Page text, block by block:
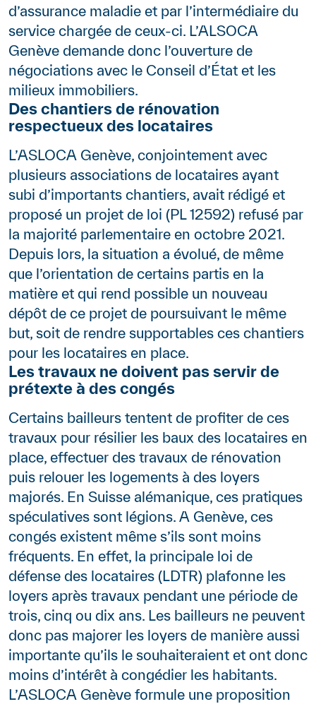
d’assurance maladie et par l’intermédiaire du
service chargée de ceux-ci. L’ALSOCA
Genève demande donc l’ouverture de
négociations avec le Conseil d’État et les
milieux immobiliers.
Des chantiers de rénovation
respectueux des locataires
L’ASLOCA Genève, conjointement avec
plusieurs associations de locataires ayant
subi d’importants chantiers, avait rédigé et
proposé un projet de loi (PL 12592) refusé par
la majorité parlementaire en octobre 2021.
Depuis lors, la situation a évolué, de même
que l’orientation de certains partis en la
matière et qui rend possible un nouveau
dépôt de ce projet de poursuivant le même
but, soit de rendre supportables ces chantiers
pour les locataires en place.
Les travaux ne doivent pas servir de
prétexte à des congés
Certains bailleurs tentent de profiter de ces
travaux pour résilier les baux des locataires en
place, effectuer des travaux de rénovation
puis relouer les logements à des loyers
majorés. En Suisse alémanique, ces pratiques
spéculatives sont légions. A Genève, ces
congés existent même s’ils sont moins
fréquents. En effet, la principale loi de
défense des locataires (LDTR) plafonne les
loyers après travaux pendant une période de
trois, cinq ou dix ans. Les bailleurs ne peuvent
donc pas majorer les loyers de manière aussi
importante qu’ils le souhaiteraient et ont donc
moins d’intérêt à congédier les habitants.
L’ASLOCA Genève formule une proposition